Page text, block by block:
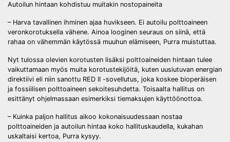
Autoilun hintaan kohdistuu muitakin nostopaineita
– Harva tavallinen ihminen ajaa huvikseen. Ei autoilu polttoaineen
veronkorotuksella vähene. Ainoa looginen seuraus on siinä, että
rahaa on vähemmän käytössä muuhun elämiseen, Purra muistuttaa.
Nyt tulossa olevien korotusten lisäksi polttoaineiden hintaan tulee
vaikuttamaan myös muita korotustekijöitä, kuten uusiutuvan energian
direktiivi eli niin sanottu RED II -sovellutus, joka koskee bioperäisen
ja fossiilisen polttoaineen sekoitesuhdetta. Toisaalta hallitus on
esittänyt ohjelmassaan esimerkiksi tiemaksujen käyttöönottoa.
– Kuinka paljon hallitus aikoo kokonaisuudessaan nostaa
polttoaineiden ja autoilun hintaa koko hallituskaudella, kukahan
uskaltaisi kertoa, Purra kysyy.